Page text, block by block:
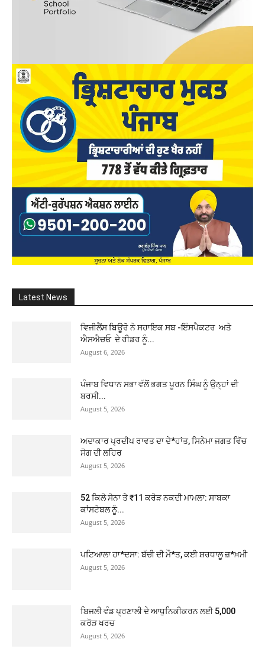
Latest News
ਵਿਜੀਲੈਂਸ ਬਿਊਰੋ ਨੇ ਸਹਾਇਕ ਸਬ -ਇੰਸਪੈਕਟਰ ਅਤੇ
ਐਸਐਚਓ ਦੇ ਰੀਡਰ ਨੂੰ...
August 6, 2026
ਪੰਜਾਬ ਵਿਧਾਨ ਸਭਾ ਵੱਲੋਂ ਭਗਤ ਪੂਰਨ ਸਿੰਘ ਨੂੰ ਉਨ੍ਹਾਂ ਦੀ
ਬਰਸੀ...
August 5, 2026
ਅਦਾਕਾਰ ਪ੍ਰਦੀਪ ਰਾਵਤ ਦਾ ਦੇ*ਹਾਂਤ, ਸਿਨੇਮਾ ਜਗਤ ਵਿੱਚ
ਸੋਗ ਦੀ ਲਹਿਰ
August 5, 2026
52 ਕਿਲੋ ਸੋਨਾ ਤੇ ₹11 ਕਰੋੜ ਨਕਦੀ ਮਾਮਲਾ: ਸਾਬਕਾ
ਕਾਂਸਟੇਬਲ ਨੂੰ...
August 5, 2026
ਪਟਿਆਲਾ ਹਾ*ਦਸਾ: ਬੱਚੀ ਦੀ ਮੌ*ਤ, ਕਈ ਸ਼ਰਧਾਲੂ ਜ਼*ਖ਼ਮੀ
August 5, 2026
ਬਿਜਲੀ ਵੰਡ ਪ੍ਰਣਾਲੀ ਦੇ ਆਧੁਨਿਕੀਕਰਨ ਲਈ 5,000
ਕਰੋੜ ਖਰਚ
August 5, 2026